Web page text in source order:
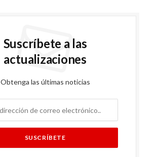
Suscríbete a las
actualizaciones
Obtenga las últimas noticias